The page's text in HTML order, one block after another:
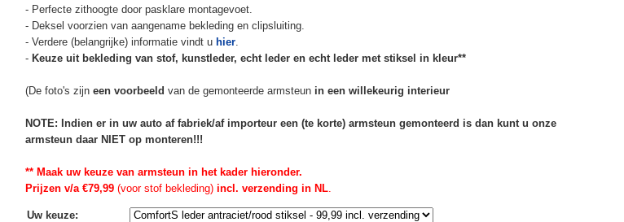
- Perfecte zithoogte door pasklare montagevoet.
- Deksel voorzien van aangename bekleding en clipsluiting.
- Verdere (belangrijke) informatie vindt u hier.
- Keuze uit bekleding van stof, kunstleder, echt leder en echt leder met stiksel in kleur**
(De foto's zijn een voorbeeld van de gemonteerde armsteun in een willekeurig interieur
NOTE: Indien er in uw auto af fabriek/af importeur een (te korte) armsteun gemonteerd is dan kunt u onze
armsteun daar NIET op monteren!!!
** Maak uw keuze van armsteun in het kader hieronder.
Prijzen v/a €79,99(voor stof bekleding)incl. verzending in NL.
Uw keuze: